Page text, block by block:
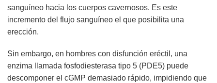
sanguíneo hacia los cuerpos cavernosos. Es este
incremento del flujo sanguíneo el que posibilita una
erección.
Sin embargo, en hombres con disfunción eréctil, una
enzima llamada fosfodiesterasa tipo 5 (PDE5) puede
descomponer el cGMP demasiado rápido, impidiendo que